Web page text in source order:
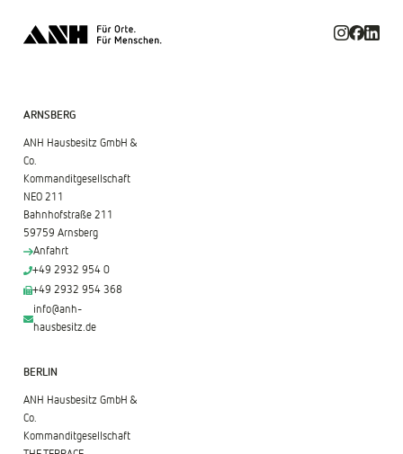
ARNSBERG
ANH Hausbesitz GmbH &
Co.
Kommanditgesellschaft
NEO 211
Bahnhofstraße 211
59759 Arnsberg
Anfahrt
+49 2932 954 0
+49 2932 954 368
info@anh-
hausbesitz.de
BERLIN
ANH Hausbesitz GmbH &
Co.
Kommanditgesellschaft